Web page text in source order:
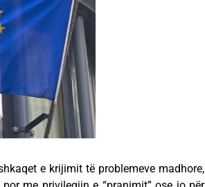
e krijimit të problemeve madhore,